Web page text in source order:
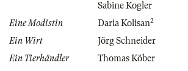
Sabine Kogler
Eine Modistin
Daria Kolisan2
Ein Wirt
Jörg Schneider
Ein Tierhändler
Thomas Köber